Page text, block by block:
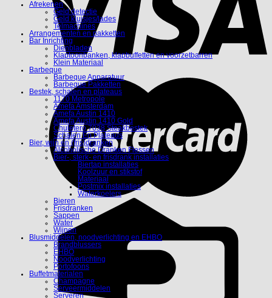
Afrekenen
Geld detectie
Geld kluisjes/lades
Telmachines
Arrangementen en pakketten
Bar Inrichting
Dienbladen
Klaptoonbanken, klapbuffetten en voorzetbarren
Klein Materiaal
Barbeque
Barbeque Apparatuur
Barbeque Pakketten
Bestek, schalen en plateaus
1170 Metropole
Amefa Amsterdam
Amefa Austin 1410
Amefa Austin 1410 Gold
Chuletero 7038 Steakbestek
Schalen En Plateaus
Bier, wijn en (fris)dranken
Alcoholische Dranken Flessen
Bier-, sterk- en frisdrank installaties
Biertap installaties
Koolzuur en stikstof
Materiaal
Postmix installaties
Waterkoelers
Bieren
Frisdranken
Sappen
Water
Wijnen
Blusmiddelen, noodverlichting en EHBO
Brandblussers
EHBO
Noodverlichting
Portofoons
Buffetmaterialen
Champagne
Serveermiddelen
Serveren